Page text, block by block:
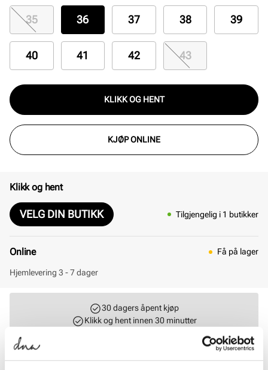
35 36 37 38 39
40 41 42 43
KLIKK OG HENT
KJØP ONLINE
Klikk og hent
VELG DIN BUTIKK Tilgjengelig i 1 butikker
Online Få på lager
Hjemlevering 3 - 7 dager
30 dagers åpent kjøp
Klikk og hent innen 30 minutter